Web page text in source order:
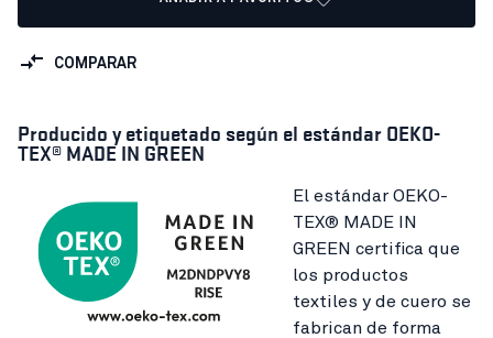
COMPARAR
Producido y etiquetado según el estándar OEKO-
TEX® MADE IN GREEN
El estándar OEKO-
TEX® MADE IN
GREEN certifica que
los productos
textiles y de cuero se
fabrican de forma